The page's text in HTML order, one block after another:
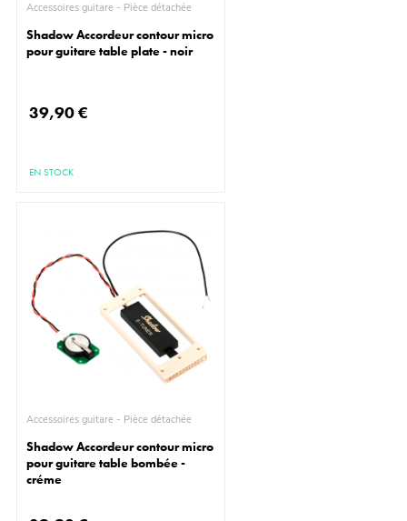
Accessoires guitare - Pièce détachée
Shadow Accordeur contour micro
pour guitare table plate - noir
39,90 €
EN STOCK
Accessoires guitare - Pièce détachée
Shadow Accordeur contour micro
pour guitare table bombée -
créme